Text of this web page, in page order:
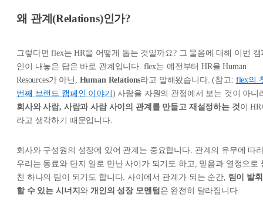
왜 관계(Relations)인가?
그렇다면 flex는 HR을 어떻게 돕는 것일까요? 그 물음에 대해 이번 캠
인이 내놓은 답은 바로 관계입니다. flex는 예전부터 HR을 Human
Resources가 아닌, Human Relations라고 말해왔습니다. (참고: flex의
번째 브랜드 캠페인 이야기 ) 사람을 자원의 관점에서 보는 것이 아니
회사와 사람, 사람과 사람 사이의 관계를 만들고 재설정하는 것이 HR
라고 생각하기 때문입니다.
회사와 구성원의 성장에 있어 관계는 중요합니다. 관계의 유무에 따
우리는 동료와 단지 일로 만난 사이가 되기도 하고, 믿음과 열정으로
친 하나의 팀이 되기도 합니다. 사이에서 관계가 되는 순간, 팀이 발휘
할 수 있는 시너지 와개인의 성장 모멘텀 은 완전히 달라집니다.